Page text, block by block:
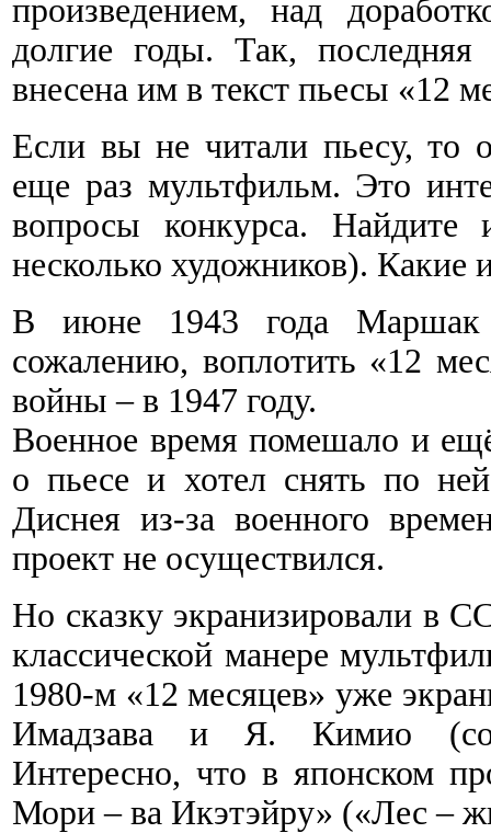
произведением, над
долгие годы. Так,
внесена им в текст пьесы «12
Если вы не читали пьесу, то
еще раз мультфильм. Это
вопросы конкурса.
несколько художников). Какие
В июне 1943 года Маршак
сожалению, воплотить «12
войны – в 1947 году.
Военное время помешало и
о пьесе и хотел снять по
Диснея из-за военного
проект не осуществился.
Но сказку экранизировали в
классической манере
1980-м «12 месяцев» уже
Имадзава и Я. Кимио
Интересно, что в японском
Мори – ва Икэтэйру» («Лес –